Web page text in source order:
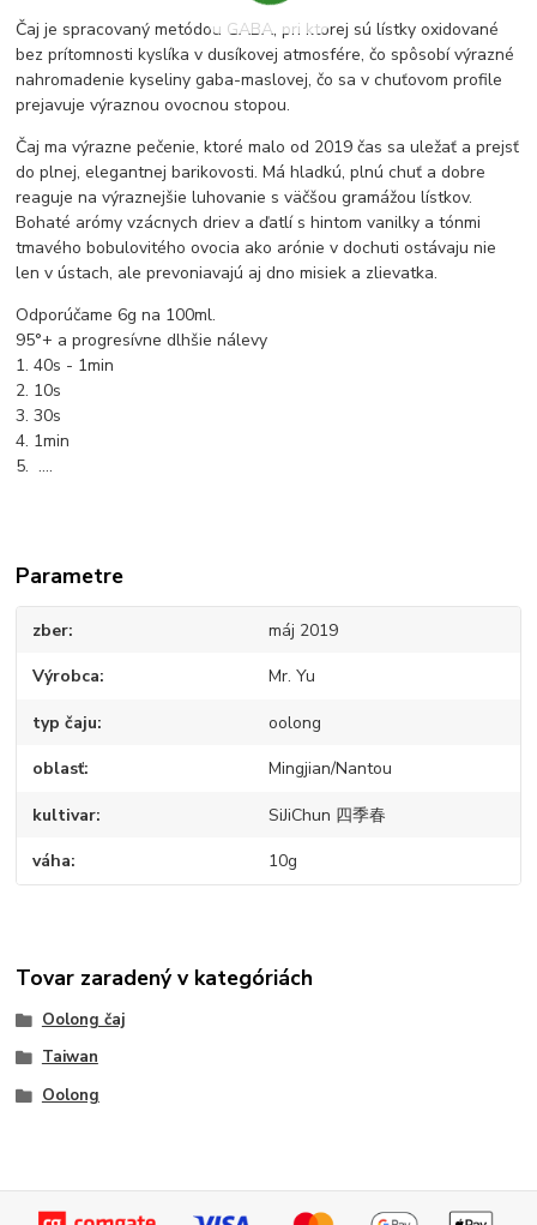
Čaj je spracovaný metódou GABA, pri ktorej sú lístky oxidované
bez prítomnosti kyslíka v dusíkovej atmosfére, čo spôsobí výrazné
nahromadenie kyseliny gaba-maslovej, čo sa v chuťovom profile
prejavuje výraznou ovocnou stopou.
Čaj ma výrazne pečenie, ktoré malo od 2019 čas sa uležať a prejsť
do plnej, elegantnej barikovosti. Má hladkú, plnú chuť a dobre
reaguje na výraznejšie luhovanie s väčšou gramážou lístkov.
Bohaté arómy vzácnych driev a ďatlí s hintom vanilky a tónmi
tmavého bobulovitého ovocia ako arónie v dochuti ostávaju nie
len v ústach, ale prevoniavajú aj dno misiek a zlievatka.
Odporúčame 6g na 100ml.
95°+ a progresívne dlhšie nálevy
1. 40s - 1min
2. 10s
3. 30s
4. 1min
5. ....
Parametre
zber máj 2019
Výrobca Mr. Yu
typ čaju oolong
oblasť Mingjian/Nantou
kultivar SiJiChun 四季春
váha 10g
Tovar zaradený v kategóriách
Oolong čaj
Taiwan
Oolong